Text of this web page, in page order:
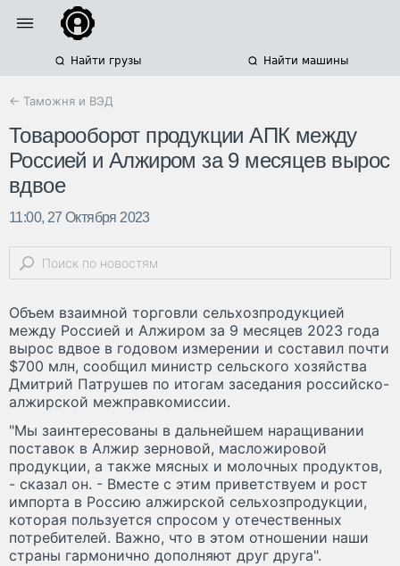
Найти грузы Найти машины
← Таможня и ВЭД
Товарооборот продукции АПК между
Россией и Алжиром за 9 месяцев вырос
вдвое
11:00, 27 Октября 2023
Объем взаимной торговли сельхозпродукцией
между Россией и Алжиром за 9 месяцев 2023 года
вырос вдвое в годовом измерении и составил почти
$700 млн, сообщил министр сельского хозяйства
Дмитрий Патрушев по итогам заседания российско-
алжирской межправкомиссии.
"Мы заинтересованы в дальнейшем наращивании
поставок в Алжир зерновой, масложировой
продукции, а также мясных и молочных продуктов,
- сказал он. - Вместе с этим приветствуем и рост
импорта в Россию алжирской сельхозпродукции,
которая пользуется спросом у отечественных
потребителей. Важно, что в этом отношении наши
страны гармонично дополняют друг друга".